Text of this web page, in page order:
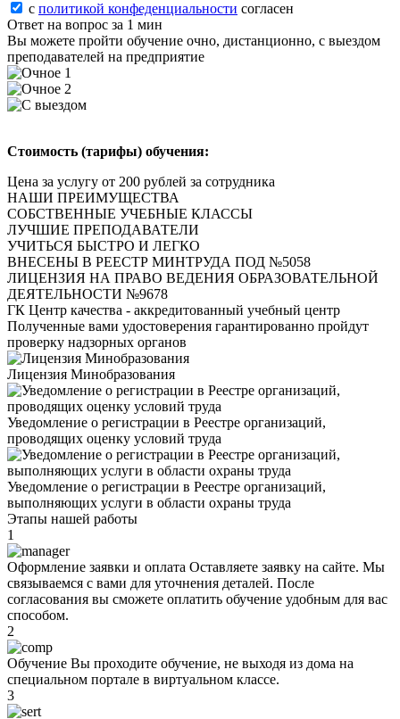
с политикой конфеденциальности согласен
Ответ на вопрос за 1 мин
Вы можете пройти oбучeние очно, дистанционно, с выездом
преподавателей на предприятие
Стоимость (тарифы) обучения:
Цена за услугу от 200 рублей за сотрудника
НАШИ ПРЕИМУЩЕСТВА
СОБСТВЕННЫЕ УЧЕБНЫЕ КЛАССЫ
ЛУЧШИЕ ПРЕПОДАВАТЕЛИ
УЧИТЬСЯ БЫСТРО И ЛЕГКО
ВНЕСЕНЫ В РЕЕСТР МИНТРУДА ПОД №5058
ЛИЦЕНЗИЯ НА ПРАВО ВЕДЕНИЯ ОБРАЗОВАТЕЛЬНОЙ
ДЕЯТЕЛЬНОСТИ №9678
ГК Центр качества - аккредитованный учебный центр
Полученные вами удостоверения гарантированно пройдут
проверку надзорных органов
Лицензия Минобразования
Уведомление о регистрации в Реестре организаций,
проводящих оценку условий труда
Уведомление о регистрации в Реестре организаций,
выполняющих услуги в области охраны труда
Этапы нашей работы
1
Оформление заявки и оплата Оставляете заявку на сайте. Мы
связываемся с вами для уточнения деталей. После
согласования вы сможете оплатить обучение удобным для вас
способом.
2
Oбучeние Вы проходите oбучeние, не выходя из дома на
специальном портале в виртуальном классе.
3